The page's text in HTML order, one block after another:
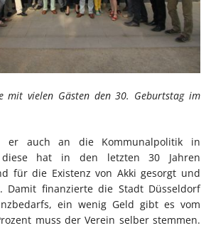
mit vielen Gästen den 30. Geburtstag im
er auch an die Kommunalpolitik in
diese hat in den letzten 30 Jahren
für die Existenz von Akki gesorgt und
Damit finanzierte die Stadt Düsseldorf
ein wenig Geld gibt es vom
muss der Verein selber stemmen.